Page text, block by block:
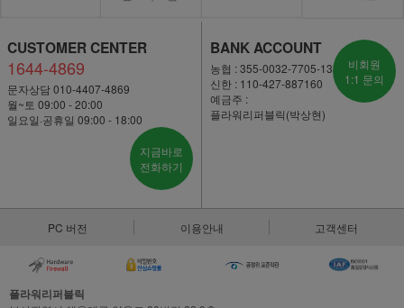
CUSTOMER CENTER
1644-4869
문자상담 010-4407-4869
월~토 09:00 - 20:00
일요일·공휴일 09:00 - 18:00
지금바로
전화하기
BANK ACCOUNT
농협 : 355-0032-7705-13
신한 : 110-427-887160
예금주 :
플라워리퍼블릭(박상현)
비회원
1:1 문의
PC 버전 이용안내 고객센터
플라워리퍼블릭